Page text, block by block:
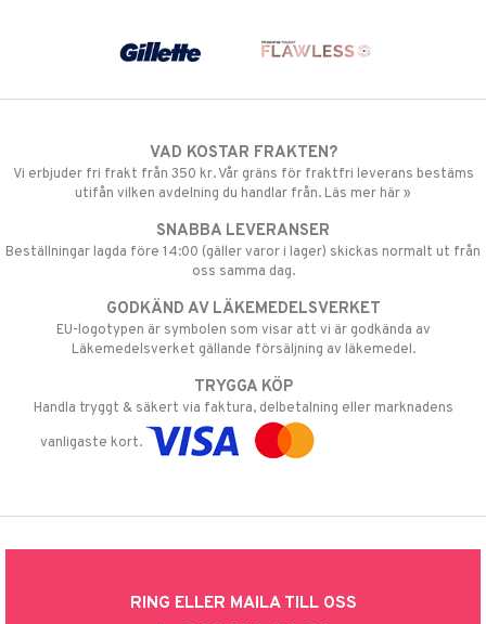
VAD KOSTAR FRAKTEN?
Vi erbjuder fri frakt från 350 kr. Vår gräns för fraktfri leverans bestäms
utifån vilken avdelning du handlar från. Läs mer här »
SNABBA LEVERANSER
Beställningar lagda före 14:00 (gäller varor i lager) skickas normalt ut från
oss samma dag.
GODKÄND AV LÄKEMEDELSVERKET
EU-logotypen är symbolen som visar att vi är godkända av
Läkemedelsverket gällande försäljning av läkemedel.
TRYGGA KÖP
Handla tryggt & säkert via faktura, delbetalning eller marknadens
vanligaste kort.
RING ELLER MAILA TILL OSS